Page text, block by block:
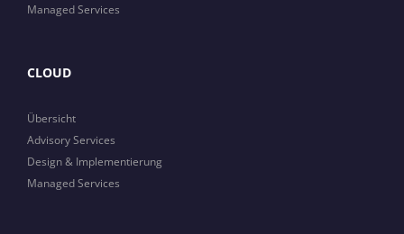
Managed Services
CLOUD
Übersicht
Advisory Services
Design & Implementierung
Managed Services